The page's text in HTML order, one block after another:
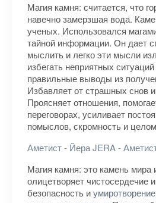
Магия камня: считается, что
навечно замерзшая вода.
ученых. Использовался
тайной информации. Он дает
мыслить и легко эти мысли
избегать неприятных
правильные выводы из
Избавляет от страшных снов
Проясняет отношения,
переговорах, усиливает
помыслов, скромность и
Аметист - Йера JERA -
Магия камня: это камень мира
олицетворяет чистосердечие
безопасность иумиротворение